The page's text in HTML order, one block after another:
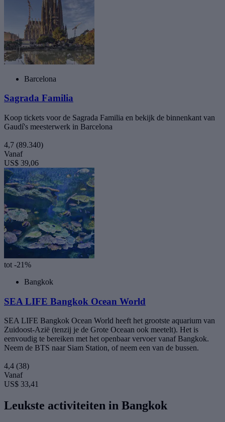
Barcelona
Sagrada Familia
Koop tickets voor de Sagrada Familia en bekijk de binnenkant van
Gaudí's meesterwerk in Barcelona
4,7 (89.340)
Vanaf
US$ 39,06
tot -21%
Bangkok
SEA LIFE Bangkok Ocean World
SEA LIFE Bangkok Ocean World heeft het grootste aquarium van
Zuidoost-Azië (tenzij je de Grote Oceaan ook meetelt). Het is
eenvoudig te bereiken met het openbaar vervoer vanaf Bangkok.
Neem de BTS naar Siam Station, of neem een van de bussen.
4,4 (38)
Vanaf
US$ 33,41
Leukste activiteiten in Bangkok